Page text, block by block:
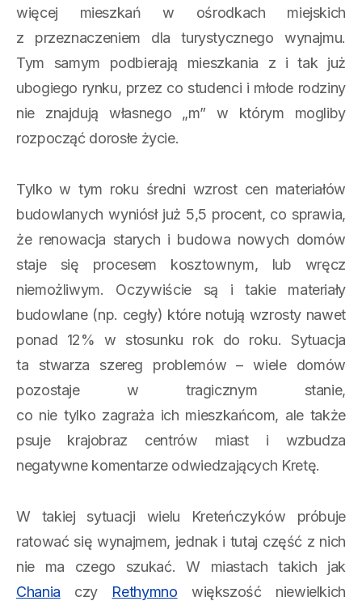
więcej mieszkań w ośrodkach miejskich
z przeznaczeniem dla turystycznego wynajmu.
Tym samym podbierają mieszkania z i tak już
ubogiego rynku, przez co studenci i młode rodziny
nie znajdują własnego „m” w którym mogliby
rozpocząć dorosłe życie.
Tylko w tym roku średni wzrost cen materiałów
budowlanych wyniósł już 5,5 procent, co sprawia,
że renowacja starych i budowa nowych domów
staje się procesem kosztownym, lub wręcz
niemożliwym. Oczywiście są i takie materiały
budowlane (np. cegły) które notują wzrosty nawet
ponad 12% w stosunku rok do roku. Sytuacja
ta stwarza szereg problemów – wiele domów
pozostaje w tragicznym stanie,
co nie tylko zagraża ich mieszkańcom, ale także
psuje krajobraz centrów miast i wzbudza
negatywne komentarze odwiedzających Kretę.
W takiej sytuacji wielu Kreteńczyków próbuje
ratować się wynajmem, jednak i tutaj część z nich
nie ma czego szukać. W miastach takich jak
Chania czy Rethymno większość niewielkich